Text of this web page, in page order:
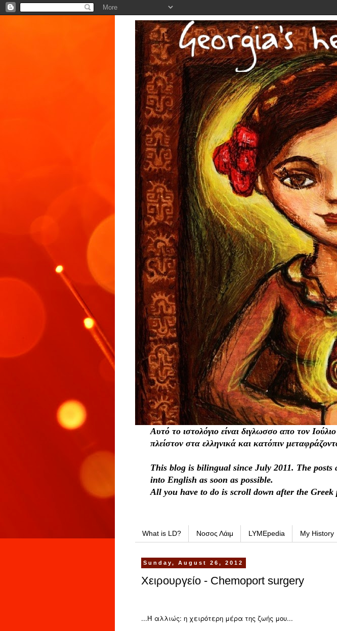
Αυτό το ιστολόγιο είναι διγλωσσο απο τον
πλείστον στα ελληνικά και κατόπιν
This blog is bilingual since July 2011. The
into English as soon as possible.
All you have to do is scroll down after the Greek
What is LD? Νοσος Λάιμ LYMEpedia My History
Sunday, August 26, 2012
Χειρουργείο - Chemoport surgery
...Ή αλλιώς: η χειρότερη μέρα της ζωής μου...